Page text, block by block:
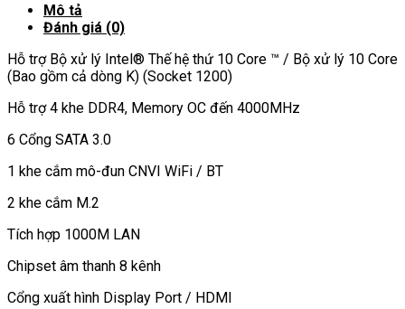
Mô tả
Đánh giá (0)
Hỗ trợ Bộ xử lý Intel® Thế hệ thứ 10 Core ™ / Bộ xử lý 10 Core
(Bao gồm cả dòng K) (Socket 1200)
Hỗ trợ 4 khe DDR4, Memory OC đến 4000MHz
6 Cổng SATA 3.0
1 khe cắm mô-đun CNVI WiFi / BT
2 khe cắm M.2
Tích hợp 1000M LAN
Chipset âm thanh 8 kênh
Cổng xuất hình Display Port / HDMI